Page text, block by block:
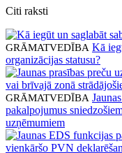
Citi raksti
GRĀMATVEDĪBA Kā
organizācijas statusu?
GRĀMATVEDĪBA
pakalpojumus
uzņēmumiem